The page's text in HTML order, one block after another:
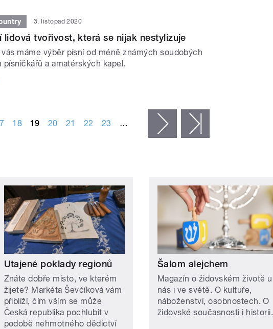
3. listopad 2020
lidová tvořivost, která se nijak nestylizuje
vás máme výběr písní od méně známých soudobých
písničkářů a amatérských kapel.
18 19 20 21 22 23 … následující ›
Utajené poklady regionů
Znáte dobře místo, ve kterém
žijete? Markéta Ševčíková vám
přiblíží, čím vším se může
Česká republika pochlubit v
podobě nehmotného dědictví
Šalom alejchem
Magazín o židovském životě u
nás i ve světě. O kultuře,
náboženství, osobnostech. O
židovské současnosti i historii.